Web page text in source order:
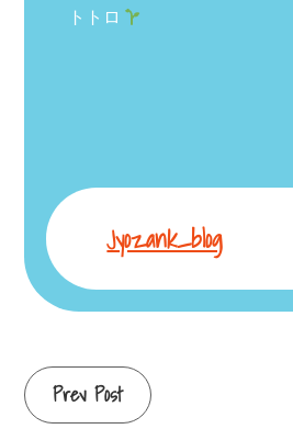
トトロ
Jyozank_blog
Continue
Prev Post